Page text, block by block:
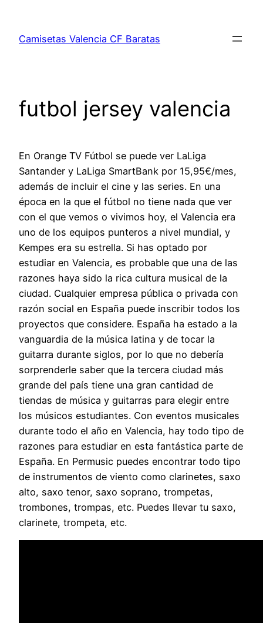
contenido
Camisetas Valencia CF Baratas
futbol jersey valencia
En Orange TV Fútbol se puede ver LaLiga
Santander y LaLiga SmartBank por 15,95€/mes,
además de incluir el cine y las series. En una
época en la que el fútbol no tiene nada que ver
con el que vemos o vivimos hoy, el Valencia era
uno de los equipos punteros a nivel mundial, y
Kempes era su estrella. Si has optado por
estudiar en Valencia, es probable que una de las
razones haya sido la rica cultura musical de la
ciudad. Cualquier empresa pública o privada con
razón social en España puede inscribir todos los
proyectos que considere. España ha estado a la
vanguardia de la música latina y de tocar la
guitarra durante siglos, por lo que no debería
sorprenderle saber que la tercera ciudad más
grande del país tiene una gran cantidad de
tiendas de música y guitarras para elegir entre
los músicos estudiantes. Con eventos musicales
durante todo el año en Valencia, hay todo tipo de
razones para estudiar en esta fantástica parte de
España. En Permusic puedes encontrar todo tipo
de instrumentos de viento como clarinetes, saxo
alto, saxo tenor, saxo soprano, trompetas,
trombones, trompas, etc. Puedes llevar tu saxo,
clarinete, trompeta, etc.